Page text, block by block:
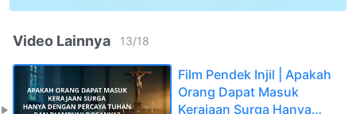
Video Lainnya 13/18
Film Pendek Injil | Apakah
Orang Dapat Masuk
Kerajaan Surga Hanya